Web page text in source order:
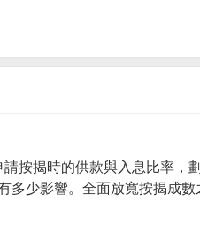
按揭時的供款與入息比率，
多少影響。全面放寬按揭成